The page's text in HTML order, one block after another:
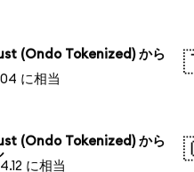
(Ondo Tokenized) から
に相当
(Ondo Tokenized) から
に相当